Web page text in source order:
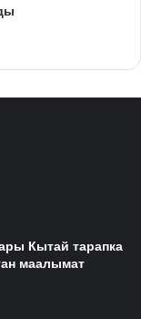
Кытай тарапка
маалымат